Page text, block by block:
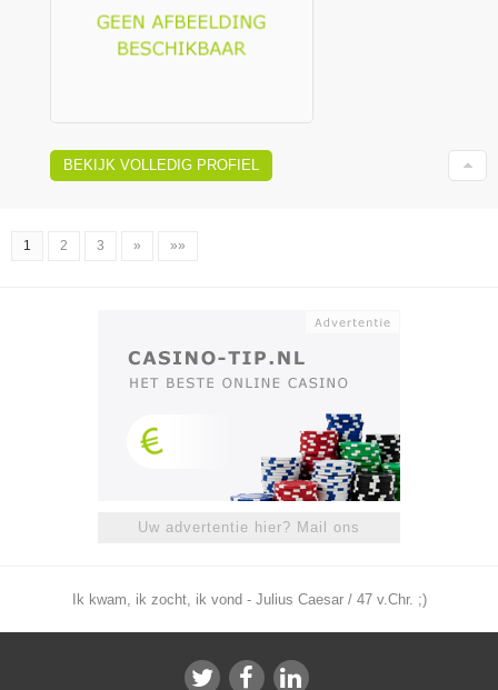
BEKIJK VOLLEDIG PROFIEL
1 2 3 » »»
Uw advertentie hier? Mail ons
Ik kwam, ik zocht, ik vond - Julius Caesar / 47 v.Chr. ;)